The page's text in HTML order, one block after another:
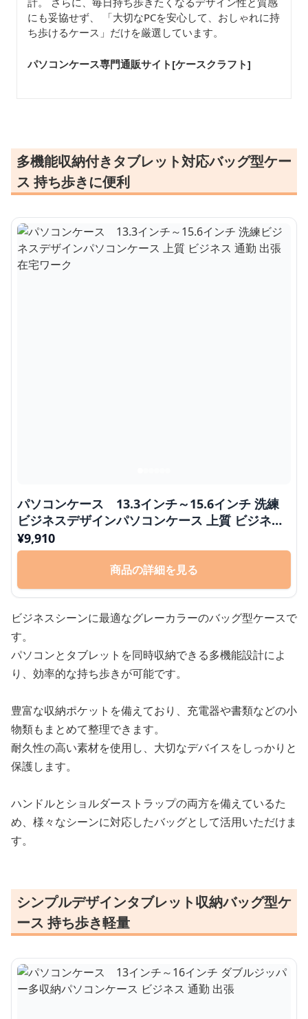
にも妥協せず、 「大切なPCを安心して、おしゃれに持
ち歩けるケース」だけを厳選しています。
パソコンケース専門通販サイト[ケースクラフト]
多機能収納付きタブレット対応バッグ型ケー
ス 持ち歩きに便利
パソコンケース 13.3インチ～15.6インチ 洗練
ビジネスデザインパソコンケース 上質 ビジネス
通勤 出張 在宅ワーク
¥9,910
商品の詳細を見る
ビジネスシーンに最適なグレーカラーのバッグ型ケースで
す。
パソコンとタブレットを同時収納できる多機能設計によ
り、効率的な持ち歩きが可能です。
豊富な収納ポケットを備えており、充電器や書類などの小
物類もまとめて整理できます。
耐久性の高い素材を使用し、大切なデバイスをしっかりと
保護します。
ハンドルとショルダーストラップの両方を備えているた
め、様々なシーンに対応したバッグとして活用いただけま
す。
シンプルデザインタブレット収納バッグ型ケ
ース 持ち歩き軽量